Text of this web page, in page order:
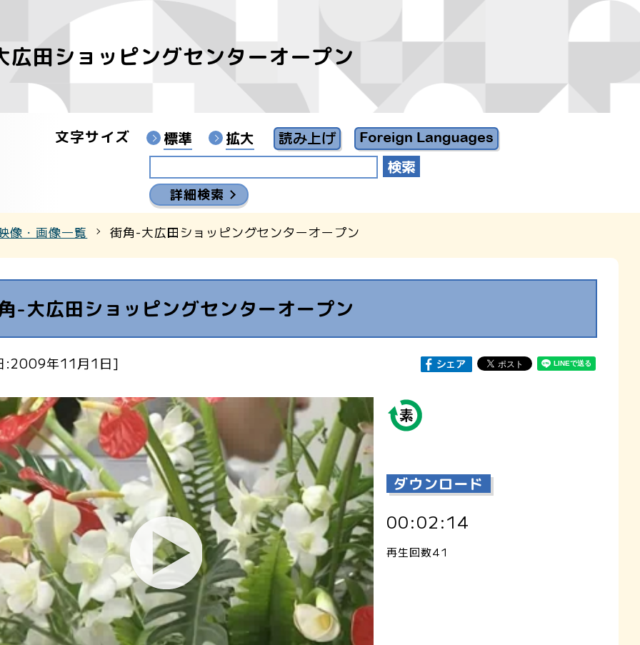
ンターYouTubeチャンネル
広田ショッピングセンターオープン
文字サイズ 標準 拡大
詳細検索
像・画像一覧 街角-大広田ショッピングセンターオープン
-大広田ショッピングセンターオープン
:2009年11月1日]
ダウンロード
00:02:14
再生回数41